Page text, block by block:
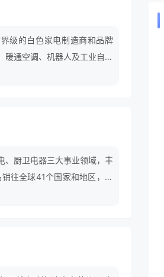
级的白色家电制造商和品牌
通空调、机器人及工业自动
、厨卫电器三大事业领域，丰
往全球41个国家和地区，压